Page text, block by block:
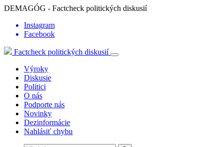
DEMAGÓG - Factcheck politických diskusií
Instagram
Facebook
Factcheck politických diskusií
Výroky
Diskusie
Politici
O nás
Podporte nás
Novinky
Dezinformácie
Nahlásiť chybu